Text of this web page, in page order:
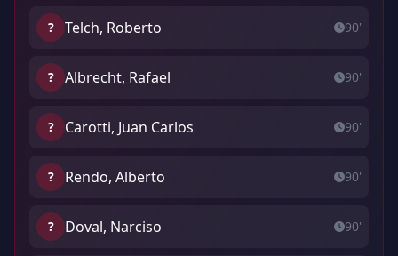
? Telch, Roberto 90'
? Albrecht, Rafael 90'
? Carotti, Juan Carlos 90'
? Rendo, Alberto 90'
? Doval, Narciso 90'